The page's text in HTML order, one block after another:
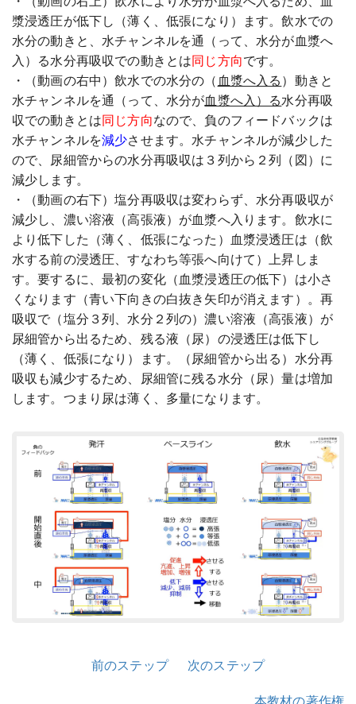
漿浸透圧が低下し（薄く、低張になり）ます。飲水での
水分の動きと、水チャンネルを通（って、水分が血漿へ
入）る水分再吸収での動きとは同じ方向です。
・（動画の右中）飲水での水分の（ 血漿へ入る）動きと
水チャンネルを通（って、水分が血漿へ入）る水分再吸
収での動きとは同じ方向なので、負のフィードバックは
水チャンネルを減少させます。水チャンネルが減少した
ので、尿細管からの水分再吸収は３列から２列（図）に
減少します。
・（動画の右下）塩分再吸収は変わらず、水分再吸収が
減少し、濃い溶液（高張液）が血漿へ入ります。飲水に
より低下した（薄く、低張になった）血漿浸透圧は（飲
水する前の浸透圧、すなわち等張へ向けて）上昇しま
す。要するに、最初の変化（血漿浸透圧の低下）は小さ
くなります（青い下向きの白抜き矢印が消えます）。再
吸収で（塩分３列、水分２列の）濃い溶液（高張液）が
尿細管から出るため、残る液（尿）の浸透圧は低下し
（薄く、低張になり）ます。（尿細管から出る）水分再
吸収も減少するため、尿細管に残る水分（尿）量は増加
します。つまり尿は薄く、多量になります。
前のステップ
次のステップ
本教材の著作権